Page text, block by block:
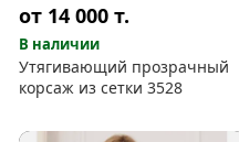
от 14 000т.
В наличии
Утягивающий прозрачный
корсаж из сетки 3528